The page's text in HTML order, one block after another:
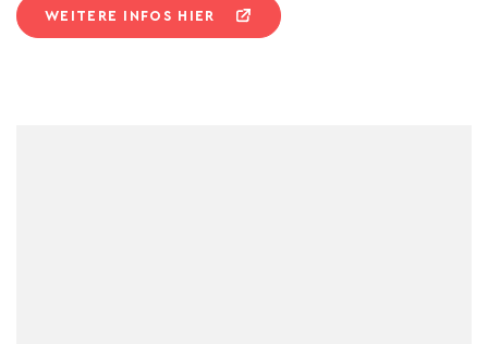
WEITERE INFOS HIER